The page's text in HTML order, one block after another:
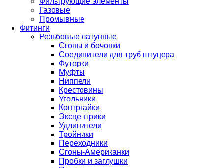
Газовые
Промывные
Фитинги
Резьбовые латунные
Сгоны и бочонки
Соединители для труб штуцера
Футорки
Муфты
Ниппели
Крестовины
Угольники
Контргайки
Эксцентрики
Удлинители
Тройники
Переходники
Сгоны-Американки
Пробки и заглушки